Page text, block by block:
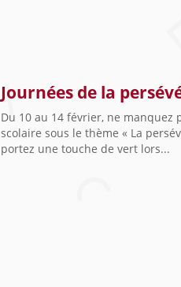
Journées de la
Du 10 au 14 février, ne manquez
scolaire sous le thème « La
portez une touche de vert lors...